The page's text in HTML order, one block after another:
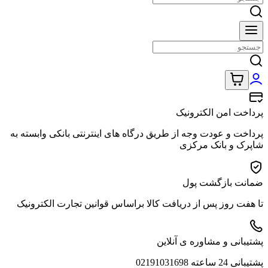
پرداخت امن الکترونیک
پرداخت و عودت وجه از طریق درگاه های اینترنتی بانکی وابسته به
شاپرک و بانک مرکزی
ضمانت بازگشت پول
تا هفت روز پس از دریافت کالا براساس قوانین تجارت الکترونیک
پشتیبانی و مشاوره ی آنلاین
پشتیبانی 24 ساعته 02191031698